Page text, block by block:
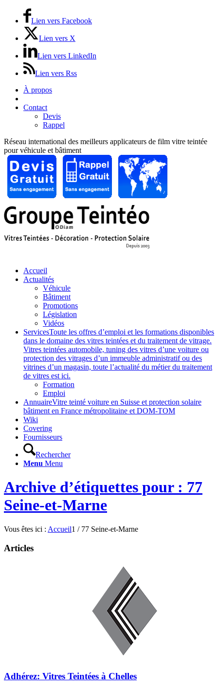
Lien vers Facebook
Lien vers X
Lien vers LinkedIn
Lien vers Rss
À propos
Contact
Devis
Rappel
Réseau international des meilleurs applicateurs de film vitre teintée
pour véhicule et bâtiment
Accueil
Actualités
Véhicule
Bâtiment
Promotions
Législation
Vidéos
ServicesToute les offres d’emploi et les formations disponibles
dans le domaine des vitres teintées et du traitement de vitrage.
Vitres teintées automobile, tuning des vitres d’une voiture ou
protection des vitrages d’un immeuble administratif ou des
vitrines d’un magasin, toute l’actualité du métier du traitement
de vitres est ici.
Formation
Emploi
AnnuaireVitre teinté voiture en Suisse et protection solaire
bâtiment en France métropolitaine et DOM-TOM
Wiki
Covering
Fournisseurs
Rechercher
Menu Menu
Archive d’étiquettes pour : 77
Seine-et-Marne
Vous êtes ici : Accueil1 / 77 Seine-et-Marne
Articles
Adhérez: Vitres Teintées à Chelles